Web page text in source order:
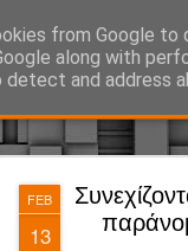
FEB
13
from Google to
along with
and address
τα νέα!